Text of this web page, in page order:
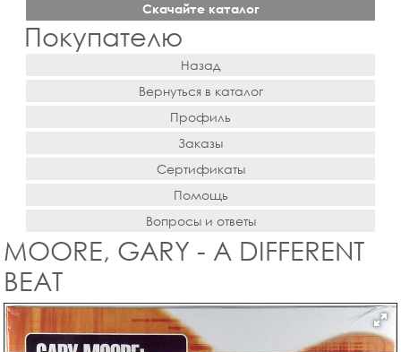
Скачайте каталог
Покупателю
Назад
Вернуться в каталог
Профиль
Заказы
Сертификаты
Помощь
Вопросы и ответы
MOORE, GARY - A DIFFERENT
BEAT